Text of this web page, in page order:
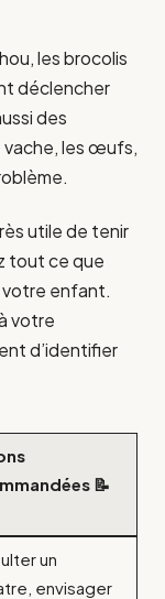
les brocolis
déclencher
des
vache, les œufs,
utile de tenir
tout ce que
enfant.
votre
d’identifier
📝
un
envisager